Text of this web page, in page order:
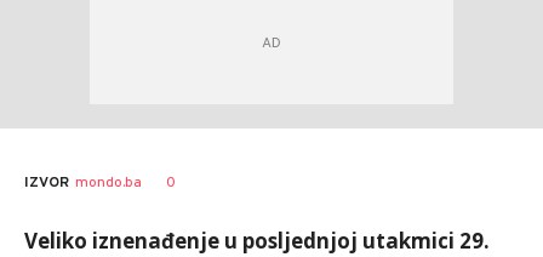
IZVOR mondo.ba 0
Veliko iznenađenje u posljednjoj utakmici 29.